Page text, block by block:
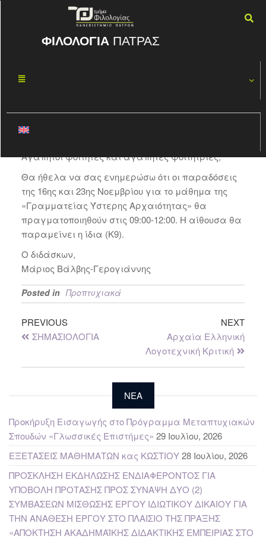
ΦΙΛΟΛΟΓΙΑ ΠΑΤΡΑΣ
15
Αρχαιότητας
ΦΏΤΗΣ ΚΑΣΠΊΡΗΣ
Αγαπητοί φοιτητές και αγαπητές φοιτήτριες,
Θα ήθελα να σας ενημερώσω ότι οι παραδόσεις
της 16ης και 23ης Νοεμβρίου για το μάθημα της
«Γραμματείας Ύστερης Αρχαιότητας» θα
πραγματοποιηθούν στις 09:00-12:00. Η αίθουσα θα
παραμείνει η ίδια (Κ9).
Ο διδάσκων,
Μάριος Βάλβης-Γερογιάννης
Posted in Προπτυχιακά
PREVIOUS
ΣΗΜΑΣΙΟΛΟΓΙΑ
NEXT
Αρχαία Ελληνική
Λογοτεχνική Κριτική
NEA
Προκήρυξη Εισαγωγής στο Πρόγραμμα Μεταπτυχιακών
Σπουδών «Γλωσσικές Επιστήμες» 29 Ιουλίου, 2026
ΕΞΕΤΑΣΕΙΣ ΜΑΘΗΜΑΤΩΝ κας ΚΩΣΤΙΟΥ28 Ιουλίου, 2026
ΠΡΟΣΚΛΗΣΗ ΕΚΔΗΛΩΣΗΣ ΕΝΔΙΑΦΕΡΟΝΤΟΣ ΓΙΑ
ΥΠΟΒΟΛΗ ΠΡΟΤΑΣΗΣ ΠΡΟΣ ΣΥΝΑΨΗ ΔΥΟ (2)
ΣΥΜΒΑΣΕΩΝ ΜΙΣΘΩΣΗΣ ΕΡΓΟΥ ΙΔΙΩΤΙΚΟΥ ΔΙΚΑΙΟΥ ΓΙΑ
ΤΗΝ ΑΝΑΘΕΣΗ ΕΡΓΟΥ ΣΤΟ ΠΛΑΙΣΙΟ ΤΗΣ ΠΡΑΞΗΣ
«ΑΠΟΚΤΗΣΗ ΑΚΑΔΗΜΑΪΚΗΣ ΔΙΔΑΚΤΙΚΗΣ ΕΜΠΕΙΡΙΑΣ ΣΤΟ